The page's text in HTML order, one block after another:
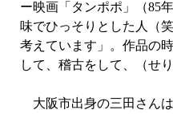
ー映画「タンポポ」（85
味でひっそりとした人（
考えています」。作品の
して、稽古をして、（せ
大阪市出身の三田さん